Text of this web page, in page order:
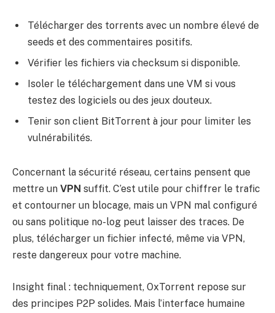
Télécharger des torrents avec un nombre élevé de
seeds et des commentaires positifs.
Vérifier les fichiers via checksum si disponible.
Isoler le téléchargement dans une VM si vous
testez des logiciels ou des jeux douteux.
Tenir son client BitTorrent à jour pour limiter les
vulnérabilités.
Concernant la sécurité réseau, certains pensent que
mettre un VPN suffit. C’est utile pour chiffrer le trafic
et contourner un blocage, mais un VPN mal configuré
ou sans politique no-log peut laisser des traces. De
plus, télécharger un fichier infecté, même via VPN,
reste dangereux pour votre machine.
Insight final : techniquement, OxTorrent repose sur
des principes P2P solides. Mais l’interface humaine